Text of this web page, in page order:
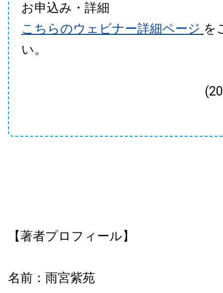
お申込み・詳細
こちらのウェビナー詳細ページ を
い。
【著者プロフィール】
名前：雨宮紫苑